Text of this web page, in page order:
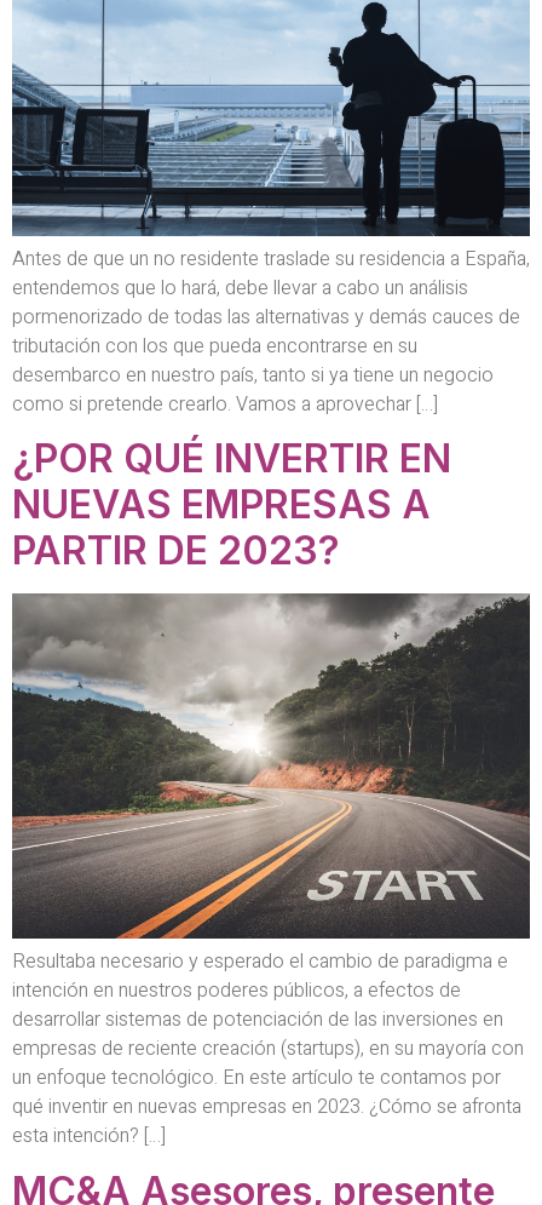
Antes de que un no residente traslade su residencia a España,
entendemos que lo hará, debe llevar a cabo un análisis
pormenorizado de todas las alternativas y demás cauces de
tributación con los que pueda encontrarse en su
desembarco en nuestro país, tanto si ya tiene un negocio
como si pretende crearlo. Vamos a aprovechar […]
¿POR QUÉ INVERTIR EN
NUEVAS EMPRESAS A
PARTIR DE 2023?
Resultaba necesario y esperado el cambio de paradigma e
intención en nuestros poderes públicos, a efectos de
desarrollar sistemas de potenciación de las inversiones en
empresas de reciente creación (startups), en su mayoría con
un enfoque tecnológico. En este artículo te contamos por
qué inventir en nuevas empresas en 2023. ¿Cómo se afronta
esta intención? […]
MC&A Asesores, presente